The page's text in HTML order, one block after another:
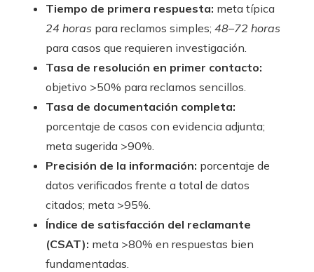
Tiempo de primera respuesta: meta típica
24 horas para reclamos simples; 48–72 horas
para casos que requieren investigación.
Tasa de resolución en primer contacto:
objetivo >50% para reclamos sencillos.
Tasa de documentación completa:
porcentaje de casos con evidencia adjunta;
meta sugerida >90%.
Precisión de la información: porcentaje de
datos verificados frente a total de datos
citados; meta >95%.
Índice de satisfacción del reclamante
(CSAT): meta >80% en respuestas bien
fundamentadas.